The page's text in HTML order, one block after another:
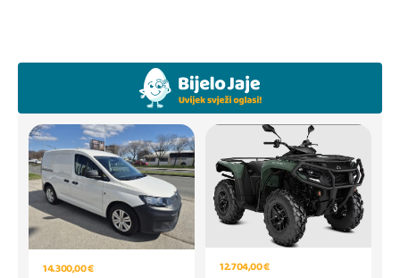
14.300,00 € 12.704,00 €